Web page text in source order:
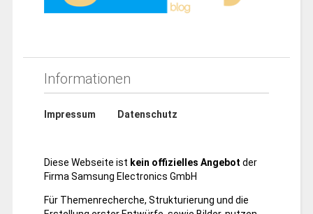
Informationen
Impressum Datenschutz
Diese Webseite ist kein offizielles Angebot der
Firma Samsung Electronics GmbH
Für Themenrecherche, Strukturierung und die